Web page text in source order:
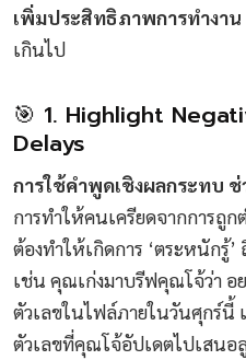
เพิ่มประสิทธิภาพการทำงาน
เกินไป
🎯 1. Highlight
Delays
การใช้คำพูดเชิงผลกระทบ
การทำให้คนเครียดจากการถู
ต้องทำให้เกิดการ ‘ตระหนักรู้
เช่น คุณเก่งมาบรีฟคุณโจ้ว่า
ตัวเลขในไฟล์ภายในวันศุกร์นี้
ตัวเลขที่คุณโจ้อัปเดตไปเสนอ